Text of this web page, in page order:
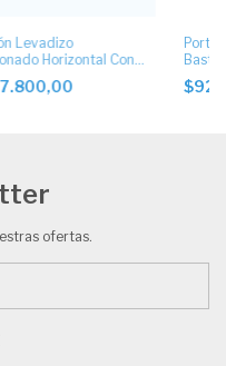
Levadizo
Horizontal Con
Superior
de
ofertas.